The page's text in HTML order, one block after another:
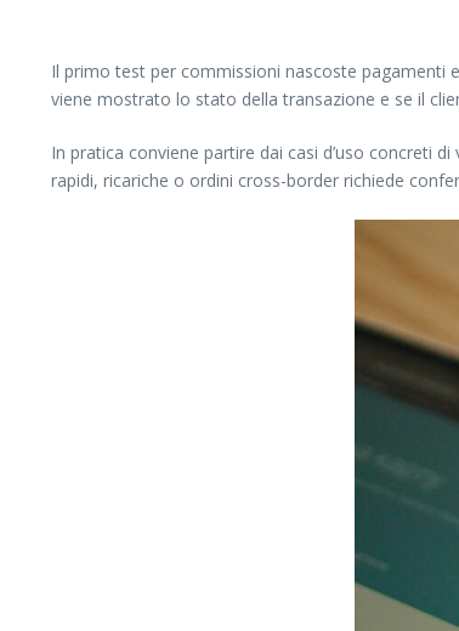
Il primo test per commissioni nascoste pagamenti
viene mostrato lo stato della transazione e se il
In pratica conviene partire dai casi d’uso concreti
rapidi, ricariche o ordini cross-border richiede